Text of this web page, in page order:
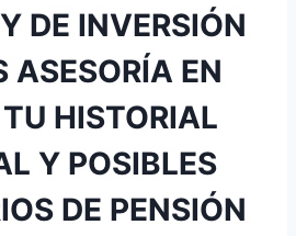
DE INVERSIÓN
ASESORÍA EN
HISTORIAL
Y POSIBLES
DE PENSIÓN